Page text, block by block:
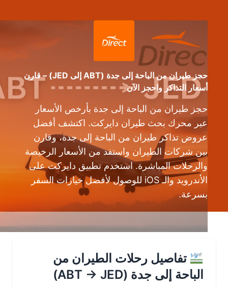
حجز طيران من الباحة إلى جدة (ABT إلى JED) – قارن
أسعار التذاكر واحجز الآن
حجز طيران من الباحة إلى جدة بأرخص الأسعار
عبر محرك بحث طيران دايركت. اكتشف أفضل
عروض تذاكر طيران من الباحة إلى جدة، وقارن
بين شركات الطيران واستفد من الأسعار الرخيصة
والرحلات المباشرة. استخدم تطبيق دايركت على
الأندرويد والـ iOS للوصول لأفضل خيارات السفر
بسرعة.
تفاصيل رحلات الطيران من
الباحة إلى جدة (ABT → JED)